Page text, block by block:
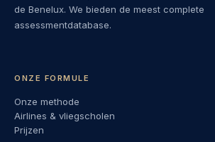
de Benelux. We bieden de meest complete
assessmentdatabase.
ONZE FORMULE
Onze methode
Airlines & vliegscholen
Prijzen